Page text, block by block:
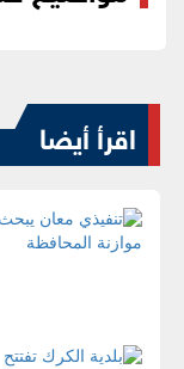
اقرأ أيضا